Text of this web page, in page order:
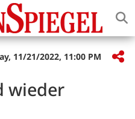
11/21/2022, 11:00 PM
wieder